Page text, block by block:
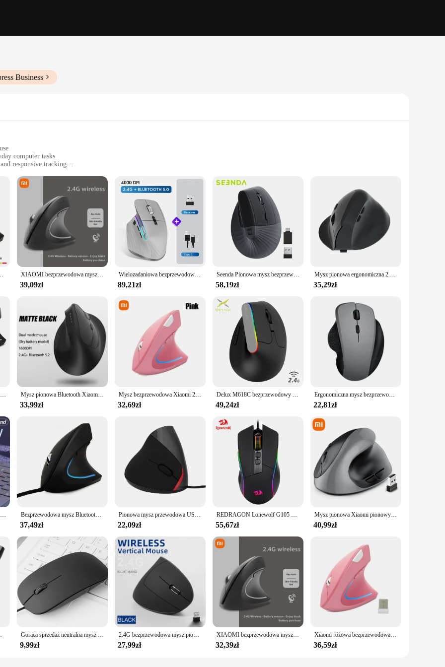
Business
computer tasks
responsive tracking
to enhance your computing experience. Its ergonomic shape conforms to the natural contours of your hand, reducing strain and
appealing but also functional, ensuring that you can work or game for hours without discomfort. The precision-engineered tracking
making it an indispensable accessory for both gaming enthusiasts and professionals.
or a professional seeking a reliable tool for your office work, the mysz ergonomiczna Mysz is versatile enough to meet your needs. The
to tailor your mouse to your specific workflow. The lightweight and compact design make it easy to carry, making it suitable for
vendors and suppliers can benefit from its popularity and functionality, while users can enjoy the quality and comfort it offers.
The ergonomic design not only enhances comfort but also reduces the risk of repetitive strain injuries, making it an ideal choice for
Mysz is more than just a mouse; it's a tool that enhances your productivity and comfort, making it a valuable addition to any
USB nadgarstek zdrowa pause dla komputer stancjonarny XIAOMI bezprzewodowa mysz pionowa Bluetooth 2.4GHz ergonomia myszy do gier 1600 DPI regulowane biura optyczne klawiatury elektroniczne
39,09zł
Wielozadaniowa bezprzewodowa mysz Bluetooth 5.0 i 3.0 2.4G bezprzewodowa przenośna mysz optyczna ergonomiczna prawa myszy komputerowe
89,21zł
Seenda Pionowa mysz bezprzewodowa typu C z możliwością ładowania Ergonomiczna mysz USB i typu C do laptopa PC MacBook Windows Android
58,19zł
Mysz pionowa ergonomiczna 2.4G Bluetooth 5.2 myszy bezprzewodowa mysz optyczna regulowana 1600 DPI 6 przycisków do laptopa komputer stacjonarny
35,29zł
Pionowy ergonomiczna mysz do gier bezprzewodowy akumulator Gamer Mause Kit optyczny 2.4G mysz komputer komputer Laptop stacjonarny USB myszy Mysz pionowa Bluetooth Xiaomi, trójtrybowa, ergonomiczna, 9600 DPI, regulowana, cicha optyczna mysz do gier, wygodna w akademiku biurowym
33,99zł
Mysz bezprzewodowa Xiaomi 2,4 GHz ergonomiczna 1600 DPI regulowana optyczna pionowa mysz biurowa do gier dla projektantów studenckich z systemem Windows Mac
32,69zł
Delux M618C bezprzewodowy cichy ergonomiczny pionowy 6 przycisków odbiornik USB do myszy do gier 1600 DPI mysz optyczna z PC Laptop
49,24zł
Ergonomiczna mysz bezprzewodowa Mysz Bluetooth z możliwością ładowania 2.4G Myszy komputerowe USB do tabletu/iPad/Laptopa/Mac OS Obsługuje wiele urządzeń
22,81zł
Ergonomiczna przewodowa mysz do gier RGB Mute Mause podświetlany diodami LED 3200dpi 6 przycisk G5 USB mechaniczny Mause na PC Laptop Gamer Bezprzewodowa mysz Bluetooth 2,4G z akumulatorem 1600 DPI 6 przycisków Cicha przycisk Ergonomiczna mysz pionowa Mysz do gier do laptopa PC
37,49zł
Pionowa mysz przewodowa USB 1600 DPI Ergonomiczna konstrukcja Podpórka pod nadgarstek Myszy do gier na PC Mysz do laptopa Mysz do laptopa Mysz do komputera
22,09zł
REDRAGON Lonewolf G105 RGB przewodowa mysz dla graczy z USB 8000 DPI 8 przycisków myszy programowalna ergonomiczna komputer dla graczy do laptopa
55,67zł
Mysz pionowa Xiaomi pionowy uchwyt cicha bezprzewodowa ergonomiczna mysz do gier akumulator 1600 regulowana DPI dla graczy komputerowych
40,99zł
do komputera PC Laptop Gorąca sprzedaż neutralna mysz przewodowa 2.4Ghz z kablem USB ergonomiczne ultracienkie myszy do komputera PC laptop biznesowa mysz biurowa 1.2m
9,99zł
2.4G bezprzewodowa mysz pionowa mysz do gier ergonomia 1600DPI PC Laptop biurowy Mini mysz do gier
27,99zł
XIAOMI bezprzewodowa mysz pionowa Bluetooth 2.4GHz ergonomia myszy do gier 1600 DPI regulowane biura optyczne klawiatury elektroniczne
32,39zł
Xiaomi różowa bezprzewodowa mysz pionowa lekka dioda LED 800/1200/1600 DPI regulowane ergonomiczne myszy ochrona nadgarstka komputer Laptop
36,59zł